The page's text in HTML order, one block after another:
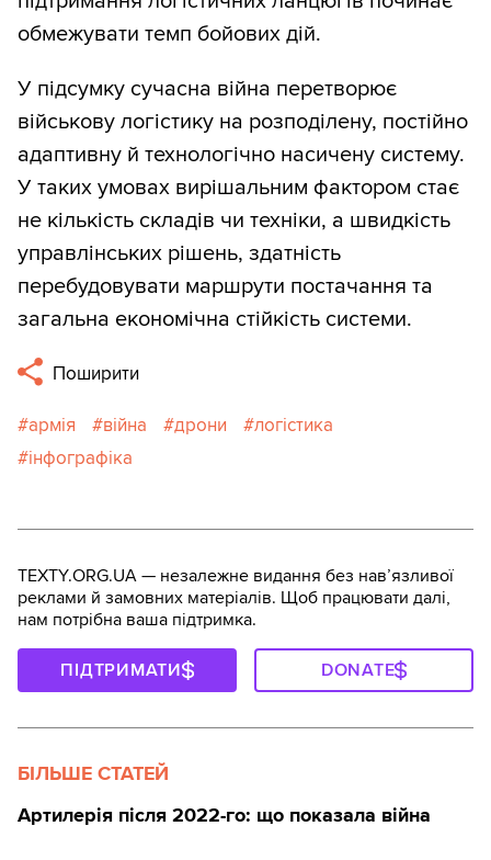
обмежувати темп бойових дій.
У підсумку сучасна війна перетворює
військову логістику на розподілену, постійно
адаптивну й технологічно насичену систему.
У таких умовах вирішальним фактором стає
не кількість складів чи техніки, а швидкість
управлінських рішень, здатність
перебудовувати маршрути постачання та
загальна економічна стійкість системи.
Поширити
армія війна дрони
логістика
інфографіка
TEXTY.ORG.UA — незалежне видання без навʼязливої
реклами й замовних матеріалів. Щоб працювати далі,
нам потрібна ваша підтримка.
ПІДТРИМАТИ DONATE
БІЛЬШЕ СТАТЕЙ
Артилерія після 2022-го: що показала війна